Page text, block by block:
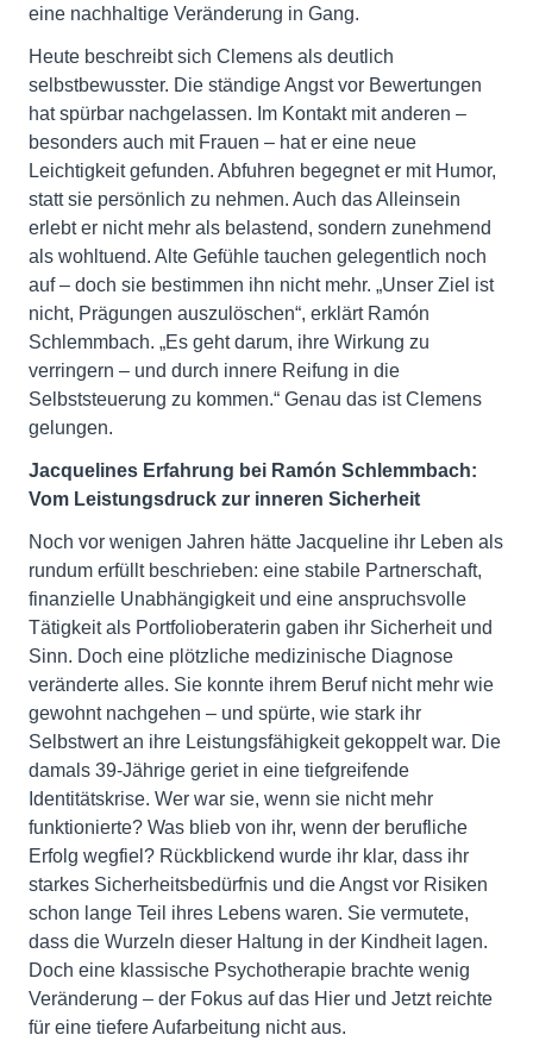
eine nachhaltige Veränderung in Gang.
Heute beschreibt sich Clemens als deutlich
selbstbewusster. Die ständige Angst vor Bewertungen
hat spürbar nachgelassen. Im Kontakt mit anderen –
besonders auch mit Frauen – hat er eine neue
Leichtigkeit gefunden. Abfuhren begegnet er mit Humor,
statt sie persönlich zu nehmen. Auch das Alleinsein
erlebt er nicht mehr als belastend, sondern zunehmend
als wohltuend. Alte Gefühle tauchen gelegentlich noch
auf – doch sie bestimmen ihn nicht mehr. „Unser Ziel ist
nicht, Prägungen auszulöschen“, erklärt Ramón
Schlemmbach. „Es geht darum, ihre Wirkung zu
verringern – und durch innere Reifung in die
Selbststeuerung zu kommen.“ Genau das ist Clemens
gelungen.
Jacquelines Erfahrung bei Ramón Schlemmbach:
Vom Leistungsdruck zur inneren Sicherheit
Noch vor wenigen Jahren hätte Jacqueline ihr Leben als
rundum erfüllt beschrieben: eine stabile Partnerschaft,
finanzielle Unabhängigkeit und eine anspruchsvolle
Tätigkeit als Portfolioberaterin gaben ihr Sicherheit und
Sinn. Doch eine plötzliche medizinische Diagnose
veränderte alles. Sie konnte ihrem Beruf nicht mehr wie
gewohnt nachgehen – und spürte, wie stark ihr
Selbstwert an ihre Leistungsfähigkeit gekoppelt war. Die
damals 39-Jährige geriet in eine tiefgreifende
Identitätskrise. Wer war sie, wenn sie nicht mehr
funktionierte? Was blieb von ihr, wenn der berufliche
Erfolg wegfiel? Rückblickend wurde ihr klar, dass ihr
starkes Sicherheitsbedürfnis und die Angst vor Risiken
schon lange Teil ihres Lebens waren. Sie vermutete,
dass die Wurzeln dieser Haltung in der Kindheit lagen.
Doch eine klassische Psychotherapie brachte wenig
Veränderung – der Fokus auf das Hier und Jetzt reichte
für eine tiefere Aufarbeitung nicht aus.